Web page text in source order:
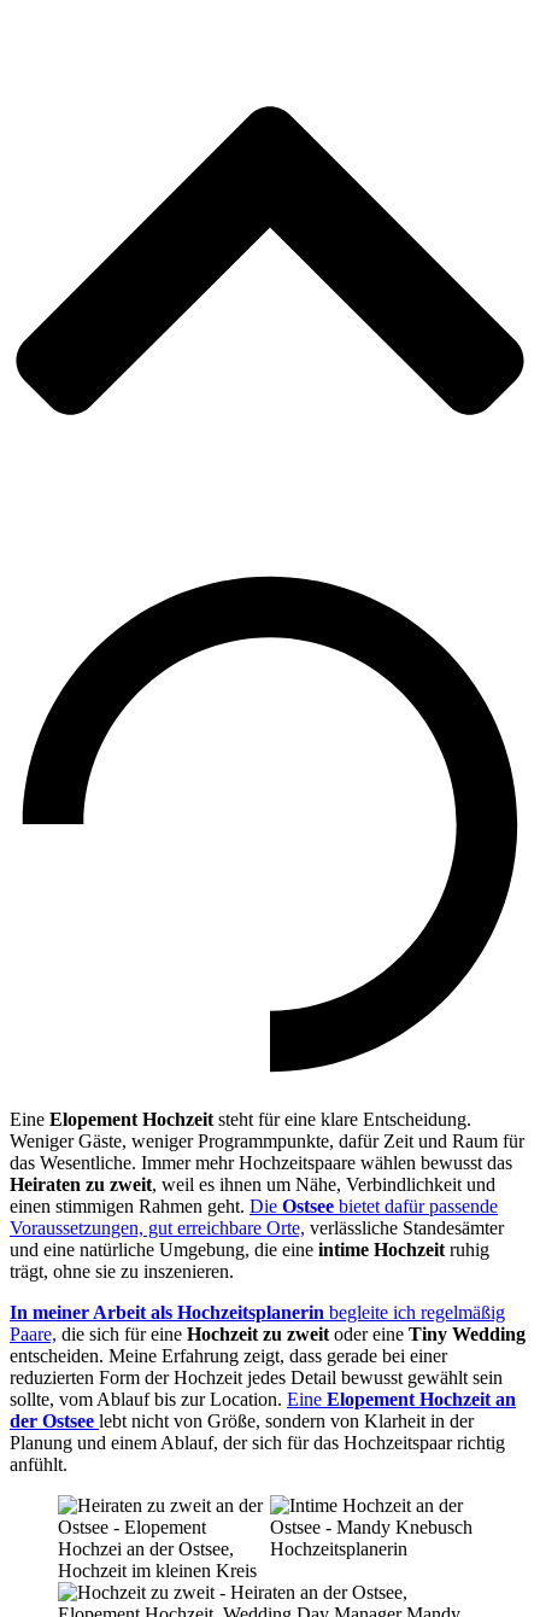
Eine Elopement Hochzeit steht für eine klare Entscheidung.
Weniger Gäste, weniger Programmpunkte, dafür Zeit und Raum für
das Wesentliche. Immer mehr Hochzeitspaare wählen bewusst das
Heiraten zu zweit, weil es ihnen um Nähe, Verbindlichkeit und
einen stimmigen Rahmen geht. Die Ostsee bietet dafür passende
Voraussetzungen, gut erreichbare Orte, verlässliche Standesämter
und eine natürliche Umgebung, die eine intime Hochzeit ruhig
trägt, ohne sie zu inszenieren.
In meiner Arbeit als Hochzeitsplanerin begleite ich regelmäßig
Paare, die sich für eine Hochzeit zu zweit oder eine Tiny Wedding
entscheiden. Meine Erfahrung zeigt, dass gerade bei einer
reduzierten Form der Hochzeit jedes Detail bewusst gewählt sein
sollte, vom Ablauf bis zur Location. Eine Elopement Hochzeit an
der Ostsee lebt nicht von Größe, sondern von Klarheit in der
Planung und einem Ablauf, der sich für das Hochzeitspaar richtig
anfühlt.